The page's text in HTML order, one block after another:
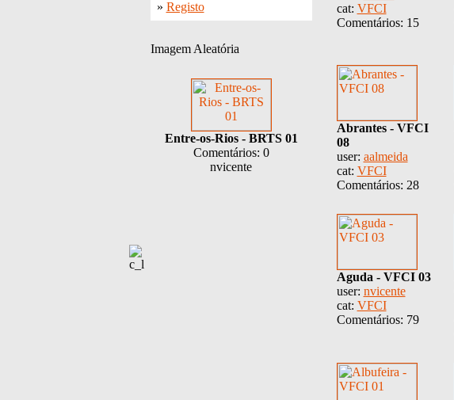
» Registo
Imagem Aleatória
Entre-os-Rios - BRTS 01
Comentários: 0
nvicente
cat: VFCI
Comentários: 15
Abrantes - VFCI
08
user: aalmeida
cat: VFCI
Comentários: 28
Aguda - VFCI 03
user: nvicente
cat: VFCI
Comentários: 79